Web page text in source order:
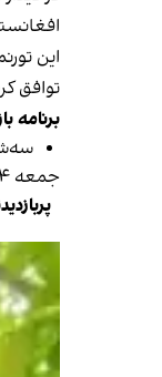
توافق
برنامه
سه‌شنبه ۱۱ سنبله:
جمعه ۱۴ سنبله: افغانستان – امارات